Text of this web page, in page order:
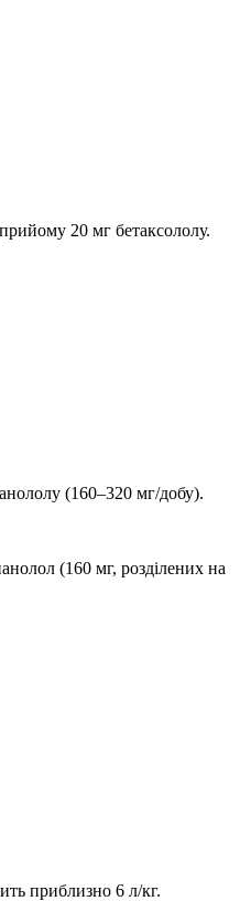
20 мг бетаксололу.
(160–320 мг/добу).
(160 мг, розділених на
приблизно 6 л/кг.